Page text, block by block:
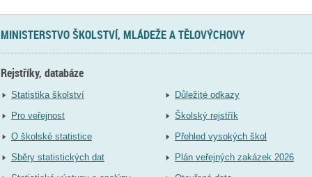
MINISTERSTVO ŠKOLSTVÍ, MLÁDEŽE A TĚLOVÝCHOVY
Rejstříky, databáze
Statistika školství
Pro veřejnost
O školské statistice
Sběry statistických dat
Důležité odkazy
Školský rejstřík
Přehled vysokých škol
Plán veřejných zakázek 2026